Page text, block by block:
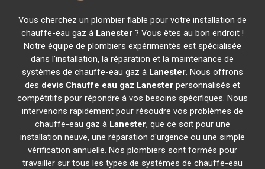
Vous cherchez un plombier fiable pour votre installation de
chauffe-eau gaz à Lanester? Vous êtes au bon endroit !
Notre équipe de plombiers expérimentés est spécialisée
dans l'installation, la réparation et la maintenance de
systèmes de chauffe-eau gaz à Lanester. Nous offrons
des devis Chauffe eau gaz Lanesterpersonnalisés et
compétitifs pour répondre à vos besoins spécifiques. Nous
intervenons rapidement pour résoudre vos problèmes de
chauffe-eau gaz à Lanester, que ce soit pour une
installation neuve, une réparation d'urgence ou une simple
vérification annuelle. Nos plombiers sont formés pour
travailler sur tous les types de systèmes de chauffe-eau